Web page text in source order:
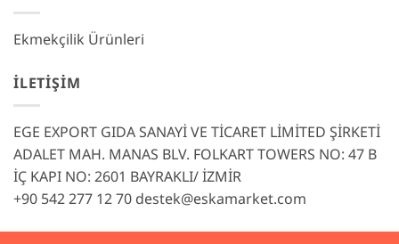
Ekmekçilik Ürünleri
İLETIŞIM
EGE EXPORT GIDA SANAYİ VE TİCARET LİMİTED ŞİRKETİ
ADALET MAH. MANAS BLV. FOLKART TOWERS NO: 47 B
İÇ KAPI NO: 2601 BAYRAKLI/ İZMİR
+90 542 277 12 70 destek@eskamarket.com